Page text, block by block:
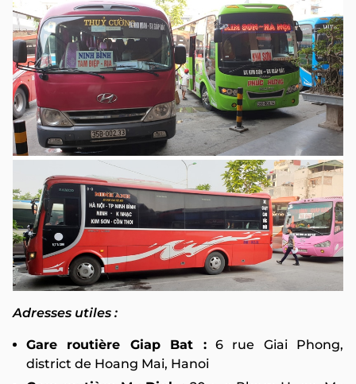
Adresses utiles :
Gare routière Giap Bat :6 rue Giai Phong,
district de Hoang Mai, Hanoi